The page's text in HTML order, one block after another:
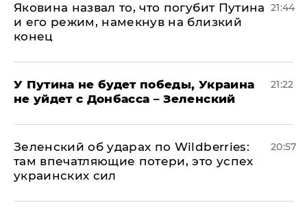
Яковина назвал то, что погубит Путина
и его режим, намекнув на близкий
конец
21:44
У Путина не будет победы, Украина
не уйдет с Донбасса – Зеленский
21:22
Зеленский об ударах по Wildberries:
там впечатляющие потери, это успех
украинских сил
20:57